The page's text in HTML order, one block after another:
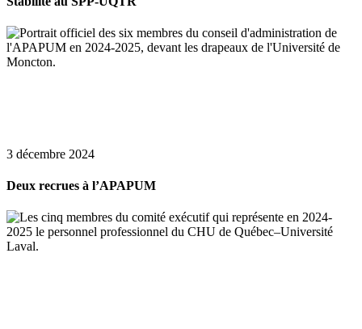
3 décembre 2024
Deux recrues à l’APAPUM